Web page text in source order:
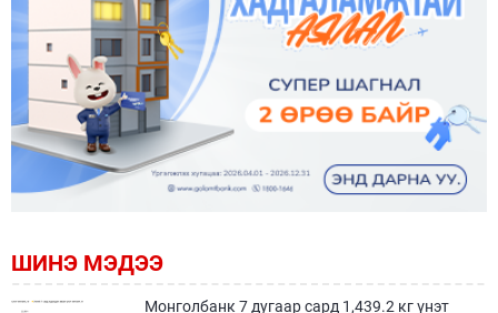
ШИНЭ МЭДЭЭ
Монголбанк 7 дугаар сард 1,439.2 кг үнэт